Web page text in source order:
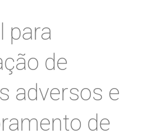
para
de
adversos e
de